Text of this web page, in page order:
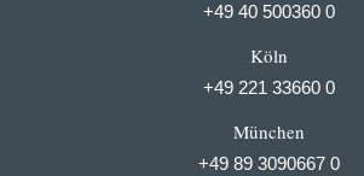
+49 40 500360 0
Köln
+49 221 33660 0
München
+49 89 3090667 0